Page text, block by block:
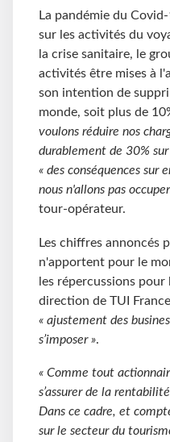
La pandémie du
sur les activités du
la crise sanitaire, le
activités être mises à
son intention de
monde, soit plus de
voulons réduire nos
durablement de 30%
« des conséquences sur
nous n'allons pas
tour-opérateur.
Les chiffres annoncés
n'apportent pour le
les répercussions
direction de TUI
« ajustement des
s’imposer ».
« Comme tout
s’assurer de la
Dans ce cadre, et
sur le secteur du